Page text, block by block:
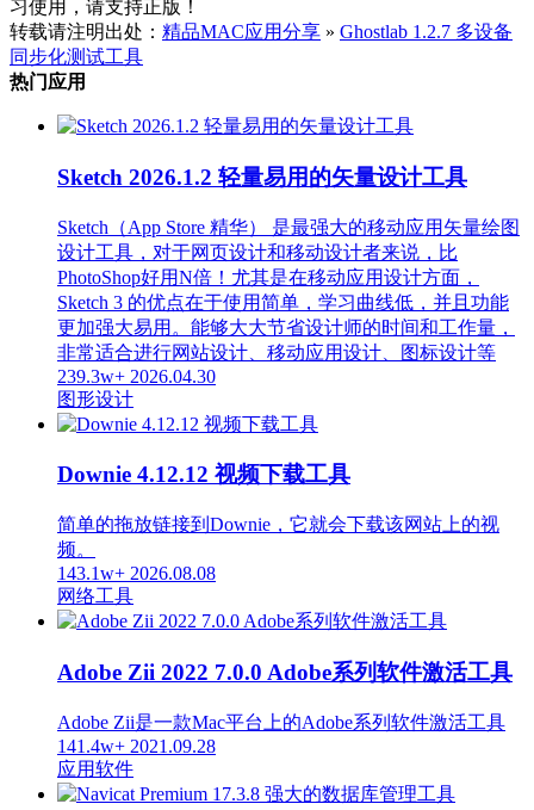
习使用，请支持正版！
转载请注明出处： 精品MAC应用分享 » Ghostlab 1.2.7 多设备
同步化测试工具
热门应用
Sketch 2026.1.2 轻量易用的矢量设计工具
Sketch（App Store 精华） 是最强大的移动应用矢量绘图
设计工具，对于网页设计和移动设计者来说，比
PhotoShop好用N倍！尤其是在移动应用设计方面，
Sketch 3 的优点在于使用简单，学习曲线低，并且功能
更加强大易用。能够大大节省设计师的时间和工作量，
非常适合进行网站设计、移动应用设计、图标设计等
239.3w+ 2026.04.30
图形设计
Downie 4.12.12 视频下载工具
简单的拖放链接到Downie，它就会下载该网站上的视
频。
143.1w+ 2026.08.08
网络工具
Adobe Zii 2022 7.0.0 Adobe系列软件激活工具
Adobe Zii是一款Mac平台上的Adobe系列软件激活工具
141.4w+ 2021.09.28
应用软件